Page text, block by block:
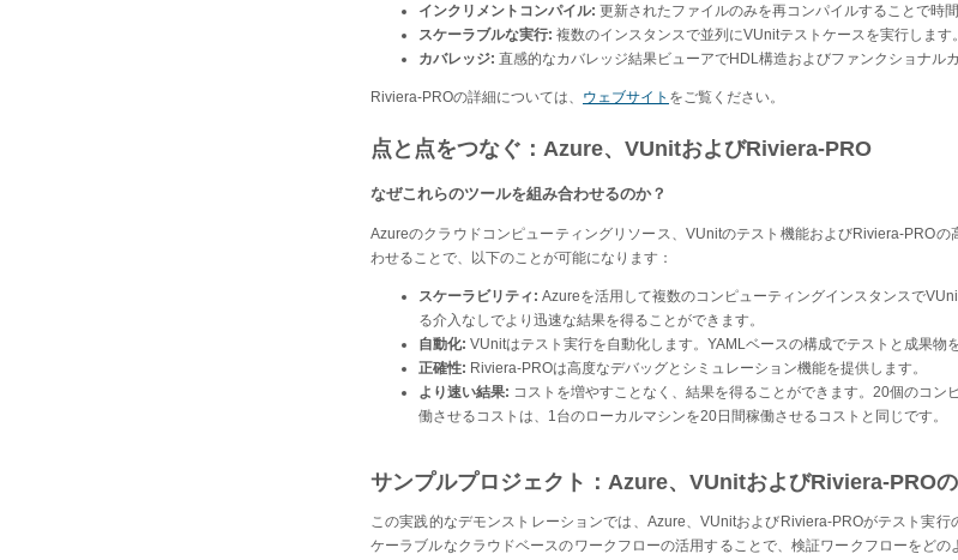
インクリメントコンパイル: 更新されたファイルのみを再コンパイルすることで時間
スケーラブルな実行: 複数のインスタンスで並列にVUnitテストケースを実行します。
カバレッジ: 直感的なカバレッジ結果ビューアでHDL構造およびファンクショナル
Riviera-PROの詳細については、 ウェブサイト をご覧ください。
点と点をつなぐ：Azure、VUnitおよびRiviera-PRO
なぜこれらのツールを組み合わせるのか？
Azureのクラウドコンピューティングリソース、VUnitのテスト機能およびRiviera-PROの
わせることで、以下のことが可能になります：
スケーラビリティ: Azureを活用して複数のコンピューティングインスタンスで
る介入なしでより迅速な結果を得ることができます。
自動化: VUnitはテスト実行を自動化します。YAMLベースの構成でテストと成果物
正確性: Riviera-PROは高度なデバッグとシミュレーション機能を提供します。
より速い結果: コストを増やすことなく、結果を得ることができます。20個のコン
働させるコストは、1台のローカルマシンを20日間稼働させるコストと同じです。
サンプルプロジェクト：Azure、VUnitおよびRiviera-PRO
この実践的なデモンストレーションでは、Azure、VUnitおよびRiviera-PROがテスト実行
ケーラブルなクラウドベースのワークフローの活用することで、検証ワークフローをどの